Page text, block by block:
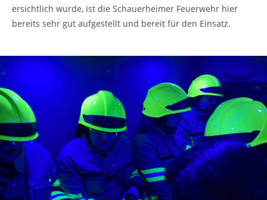
ersichtlich wurde, ist die Schauerheimer Feuerwehr hier
bereits sehr gut aufgestellt und bereit für den Einsatz.